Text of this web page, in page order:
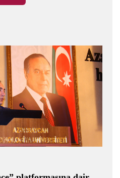
və logistika
yanında Ali
(AAK) qarşısında vəsatət
keçirilib.